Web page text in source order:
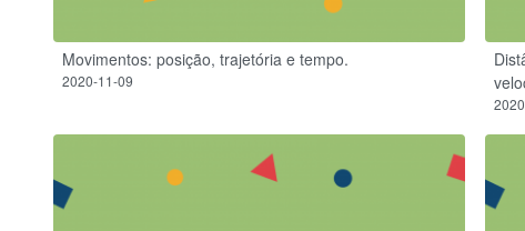
Movimentos: posição, trajetória e tempo.
2020-11-09